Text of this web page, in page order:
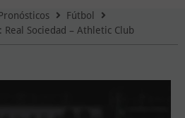
Fútbol
Real Sociedad – Athletic Club